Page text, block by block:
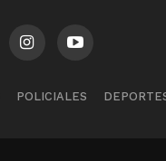
POLICIALES